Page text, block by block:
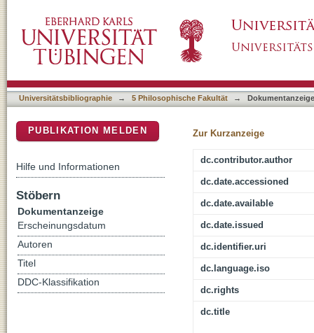
Boom
Universitätsbibliographie → 5 Philosophische Fakultät → Dokumentanzeige
Zur Kurzanzeige
dc.contributor.author
dc.date.accessioned
dc.date.available
dc.date.issued
dc.identifier.uri
dc.language.iso
dc.rights
dc.title
PUBLIKATION MELDEN
Hilfe und Informationen
Stöbern
Dokumentanzeige
Erscheinungsdatum
Autoren
Titel
DDC-Klassifikation